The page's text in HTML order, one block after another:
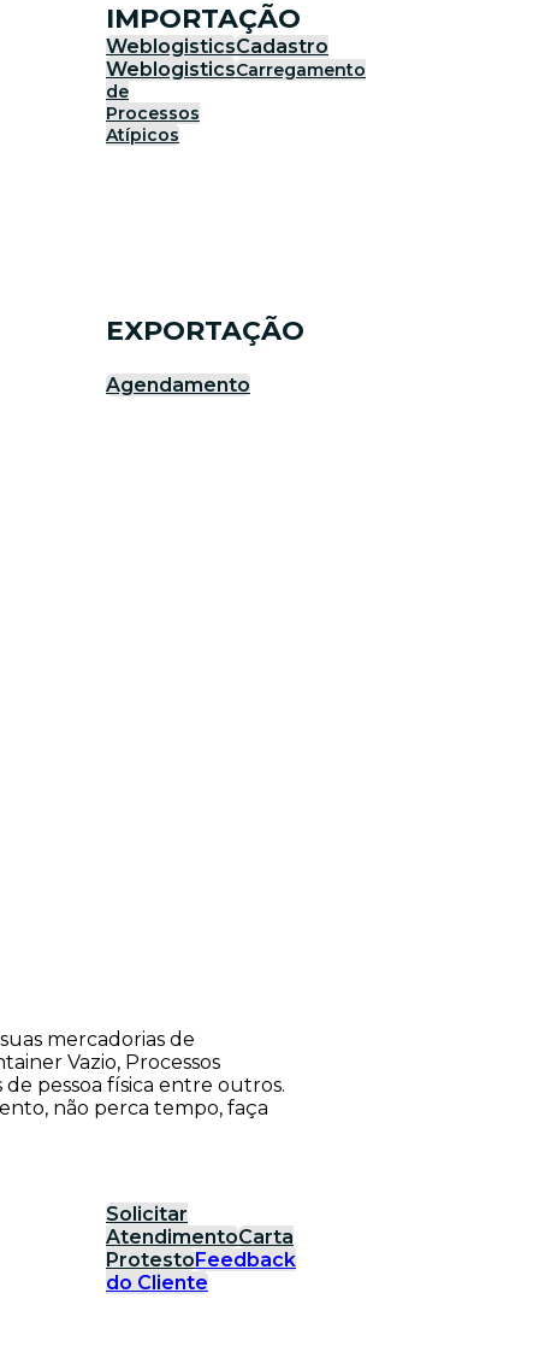
IMPORTAÇÃO
WeblogisticsCadastro
WeblogisticsCarregamento
de
Processos
Atípicos
EXPORTAÇÃO
Agendamento
mercadorias de
Vazio, Processos
de pessoa física entre outros.
não perca tempo, faça
Solicitar
AtendimentoCarta
ProtestoFeedback
do Cliente